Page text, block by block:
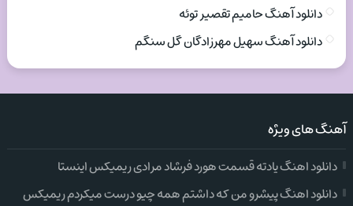
دانلود آهنگ حامیم تقصیر توئه
دانلود آهنگ سهیل مهرزادگان گل سنگم
آهنگ های ویژه
دانلود اهنگ یادته قسمت هورد فرشاد مرادی ریمیکس اینستا
دانلود اهنگ پیشرو من که داشتم همه چیو درست میکردم ریمیکس